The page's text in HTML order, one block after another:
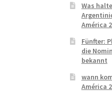
Was
América
Fünfter:
die
bekannt
wann
América